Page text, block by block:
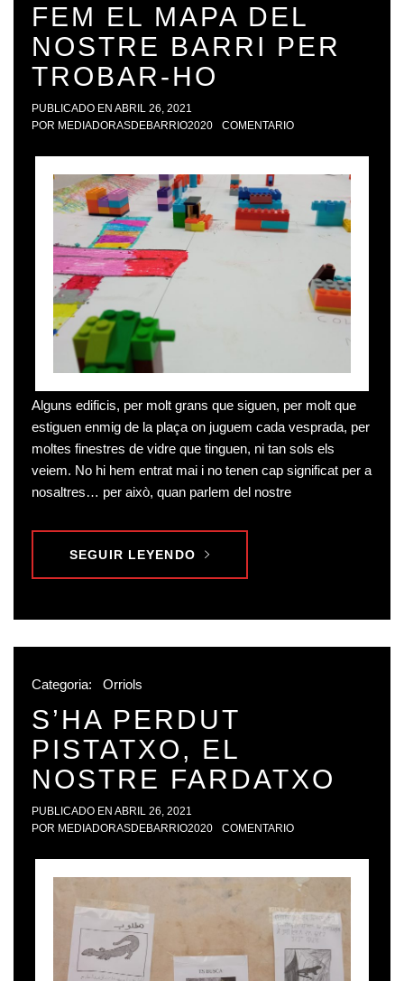
FEM EL MAPA DEL
NOSTRE BARRI PER
TROBAR-HO
PUBLICADO EN ABRIL 26, 2021
POR MEDIADORASDEBARRIO2020 COMENTARIO
Alguns edificis, per molt grans que siguen, per molt que
estiguen enmig de la plaça on juguem cada vesprada, per
moltes finestres de vidre que tinguen, ni tan sols els
veiem. No hi hem entrat mai i no tenen cap significat per a
nosaltres… per això, quan parlem del nostre
SEGUIR LEYENDO
Categoria: Orriols
S’HA PERDUT
PISTATXO, EL
NOSTRE FARDATXO
PUBLICADO EN ABRIL 26, 2021
POR MEDIADORASDEBARRIO2020 COMENTARIO